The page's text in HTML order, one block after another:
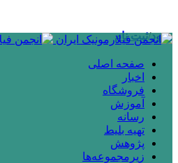
ورود/ثبت نام
صفحه اصلی
اخبار
فروشگاه
آموزش
رسانه
تهیه بلیط
پژوهش
زیرمجموعه‌ها